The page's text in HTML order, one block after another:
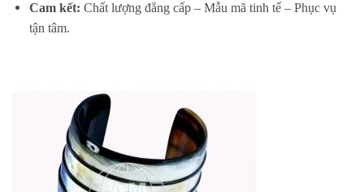
Cam kết: Chất lượng đẳng cấp – Mẫu mã tinh tế – Phục vụ
tận tâm.